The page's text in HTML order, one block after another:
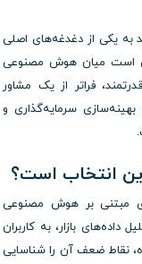
به یکی از دغدغه‌های اصلی
است میان هوش مصنوعی
فراتر از یک مشاور
بهینه‌سازی سرمایه‌گذاری و
مبتنی بر هوش مصنوعی
داده‌های بازار، به کاربران
نقاط ضعف آن را شناسایی